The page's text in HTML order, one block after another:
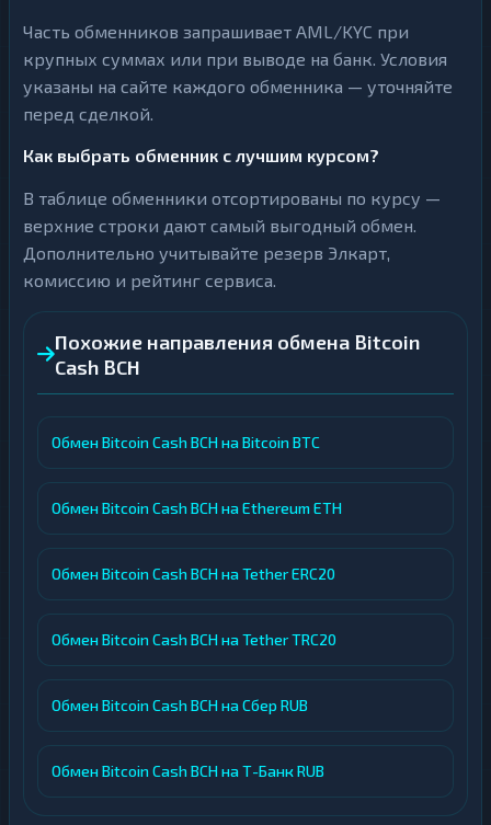
Часть обменников запрашивает AML/KYC при
крупных суммах или при выводе на банк. Условия
указаны на сайте каждого обменника — уточняйте
перед сделкой.
Как выбрать обменник с лучшим курсом?
В таблице обменники отсортированы по курсу —
верхние строки дают самый выгодный обмен.
Дополнительно учитывайте резерв Элкарт,
комиссию и рейтинг сервиса.
Похожие направления обмена Bitcoin
Cash BCH
Обмен Bitcoin Cash BCH на Bitcoin BTC
Обмен Bitcoin Cash BCH на Ethereum ETH
Обмен Bitcoin Cash BCH на Tether ERC20
Обмен Bitcoin Cash BCH на Tether TRC20
Обмен Bitcoin Cash BCH на Сбер RUB
Обмен Bitcoin Cash BCH на Т-Банк RUB